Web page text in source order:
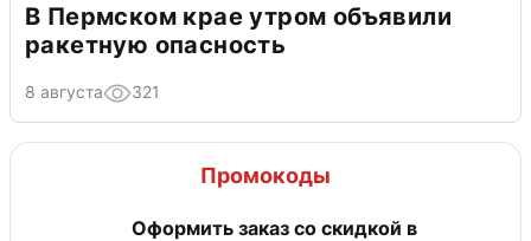
В Пермском крае утром объявили
ракетную опасность
8 августа 321
Промокоды
Оформить заказ со скидкой в